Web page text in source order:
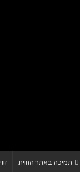
תמיכה באתר הזווית